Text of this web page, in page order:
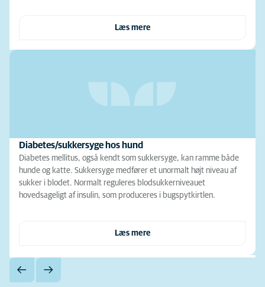
Læs mere
Diabetes/sukkersyge hos hund
Diabetes mellitus, også kendt som sukkersyge, kan ramme både
hunde og katte. Sukkersyge medfører et unormalt højt niveau af
sukker i blodet. Normalt reguleres blodsukkerniveauet
hovedsageligt af insulin, som produceres i bugspytkirtlen.
Læs mere